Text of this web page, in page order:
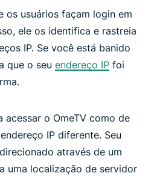
os usuários façam login em
ele os identifica e rastreia
IP. Se você está banido
que o seu endereço IP foi
acessar o OmeTV como de
IP diferente. Seu
através de um
uma localização de servidor